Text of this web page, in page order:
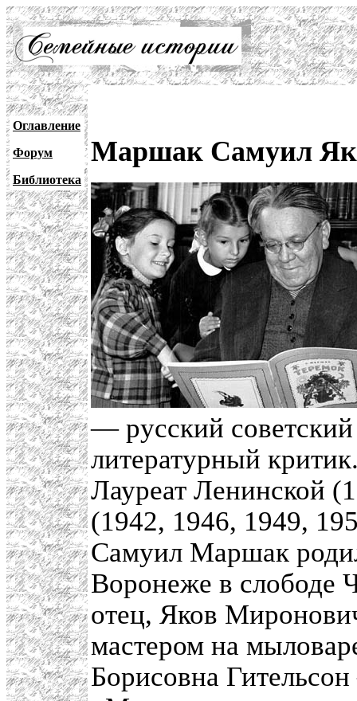
Оглавление
Форум
Библиотека
Маршак Самуил
— русский советский
литературный
Лауреат Ленинской
(1942, 1946, 1949,
Самуил Маршак
Воронеже в слободе
отец, Яков
мастером на
Борисовна